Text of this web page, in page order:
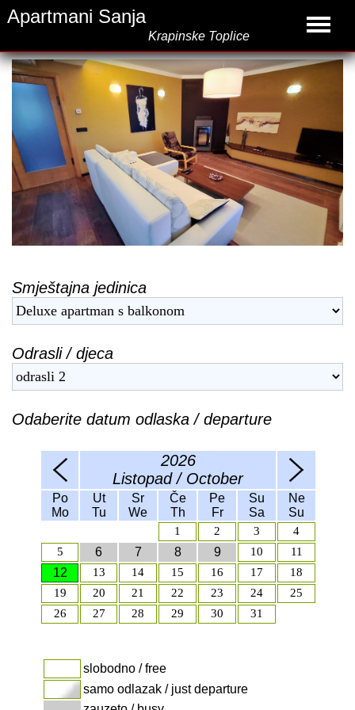
Apartmani Sanja
Krapinske Toplice
Smještajna jedinica
Odrasli / djeca
Odaberite datum odlaska / departure
2026
Listopad / October
Po
Mo
Ut
Tu
Sr
We
Če
Th
Pe
Fr
Su
Sa
Ne
Su
1 2 3
4
5
6 7 8 9 10 11
12 13 14 15 16 17
18
19
20 21 22 23 24
25
26
27 28 29 30 31
slobodno / free
samo odlazak / just departure